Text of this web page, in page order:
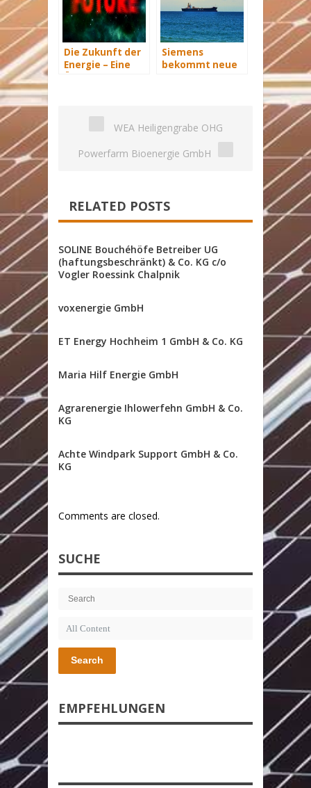
Die Zukunft der
Energie – Eine
Siemens
bekommt neue
WEA Heiligengrabe OHG
Powerfarm Bioenergie GmbH
RELATED POSTS
SOLINE Bouchéhöfe Betreiber UG
(haftungsbeschränkt) & Co. KG c/o
Vogler Roessink Chalpnik
voxenergie GmbH
ET Energy Hochheim 1 GmbH & Co. KG
Maria Hilf Energie GmbH
Agrarenergie Ihlowerfehn GmbH & Co.
KG
Achte Windpark Support GmbH & Co.
KG
Comments are closed.
SUCHE
Search
EMPFEHLUNGEN